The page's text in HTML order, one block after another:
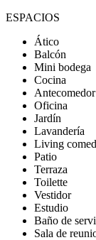
ESPACIOS
Ático
Balcón
Mini bodega
Cocina
Antecomedor
Oficina
Jardín
Lavandería
Living
Patio
Terraza
Toilette
Vestidor
Estudio
Baño de
Sala de